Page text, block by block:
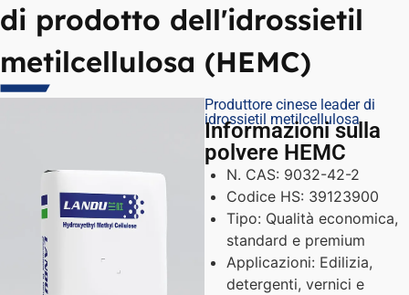
di prodotto dell'idrossietil
metilcellulosa (HEMC)
Produttore cinese leader di
idrossietil metilcellulosa
Informazioni sulla
polvere HEMC
N. CAS: 9032-42-2
Codice HS: 39123900
Tipo: Qualità economica,
standard e premium
Applicazioni: Edilizia,
detergenti, vernici e